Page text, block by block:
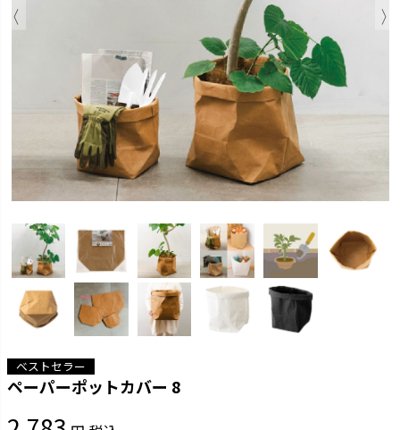
ベストセラー
ペーパーポットカバー 8